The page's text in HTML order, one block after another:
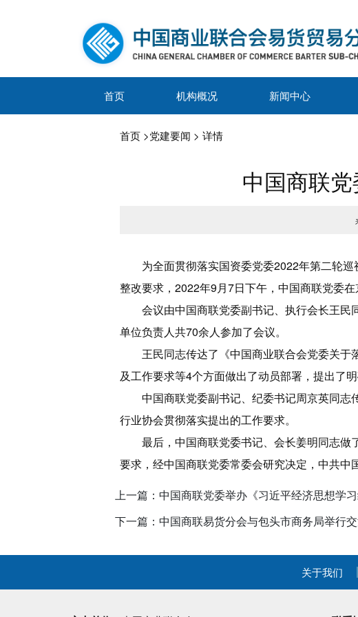
首页 机构概况 新闻中心
首页 >党建要闻 > 详情
中国商联
为全面贯彻落实国资委党委2022年第二轮
整改要求，2022年9月7日下午，中国商联党委在
会议由中国商联党委副书记、执行会长王
单位负责人共70余人参加了会议。
王民同志传达了《中国商业联合会党委关
及工作要求等4个方面做出了动员部署，提出了
中国商联党委副书记、纪委书记周京英同
行业协会贯彻落实提出的工作要求。
最后，中国商联党委书记、会长姜明同志
要求，经中国商联党委常委会研究决定，中共中
上一篇：中国商联党委举办《习近平经济思想学
下一篇：中国商联易货分会与包头市商务局举行
关于我们